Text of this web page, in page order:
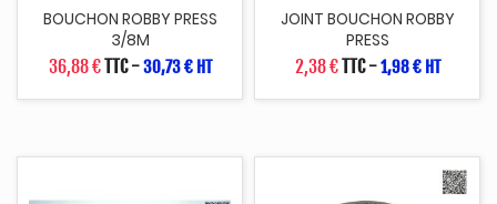
BOUCHON ROBBY PRESS
3/8M
36,88 €TTC-30,73 € HT
JOINT BOUCHON ROBBY
PRESS
2,38 €TTC-1,98 € HT